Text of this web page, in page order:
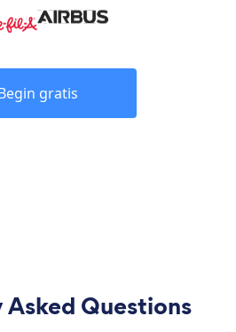
gratis
Questions